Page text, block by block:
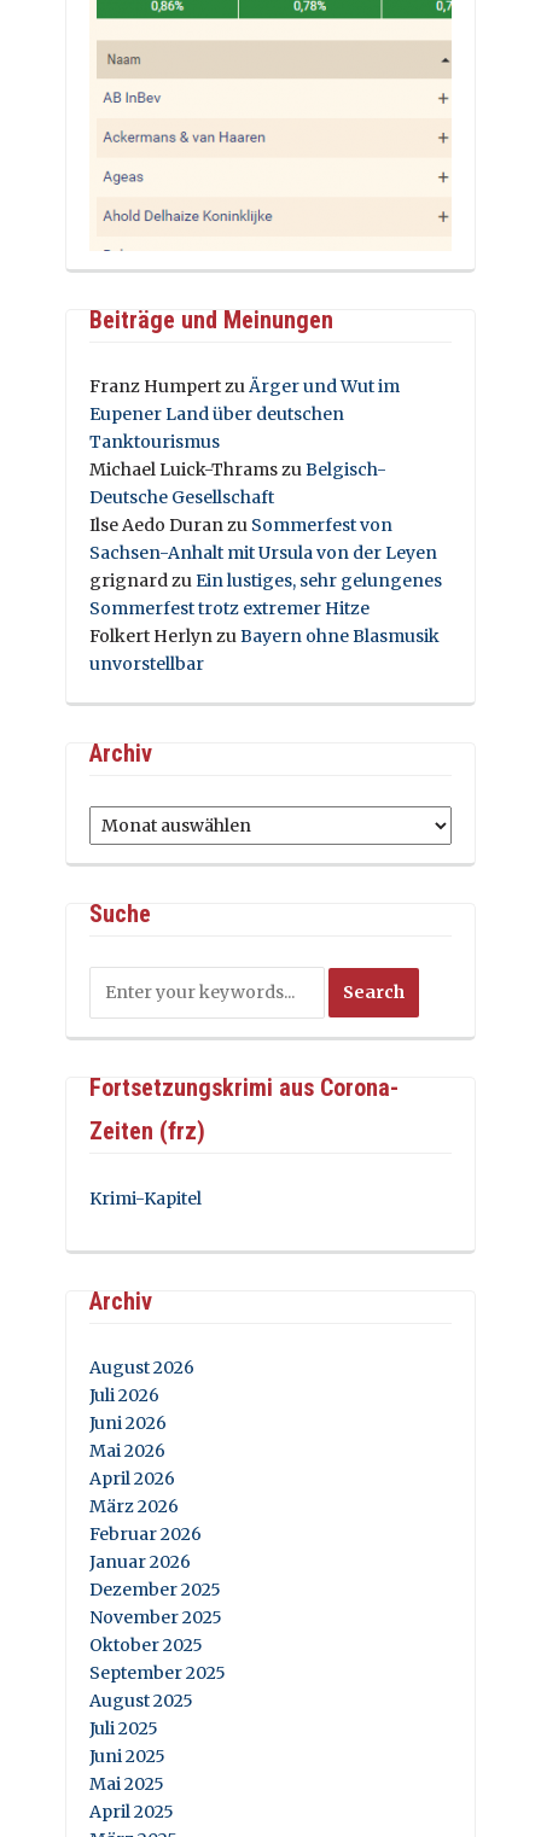
Beiträge und Meinungen
Franz HumpertzuÄrger und Wut im
Eupener Land über deutschen
Tanktourismus
Michael Luick-ThramszuBelgisch-
Deutsche Gesellschaft
Ilse Aedo Duranzu Sommerfest von
Sachsen-Anhalt mit Ursula von der Leyen
grignardzuEin lustiges, sehr gelungenes
Sommerfest trotz extremer Hitze
Folkert HerlynzuBayern ohne Blasmusik
unvorstellbar
Archiv
Archiv
Suche
Fortsetzungskrimi aus Corona-
Zeiten (frz)
Krimi-Kapitel
Archiv
August 2026
Juli 2026
Juni 2026
Mai 2026
April 2026
März 2026
Februar 2026
Januar 2026
Dezember 2025
November 2025
Oktober 2025
September 2025
August 2025
Juli 2025
Juni 2025
Mai 2025
April 2025